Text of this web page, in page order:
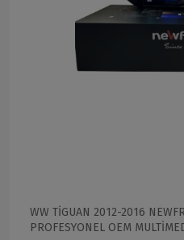
WW TİGUAN 2012-2016
PROFESYONEL OEM